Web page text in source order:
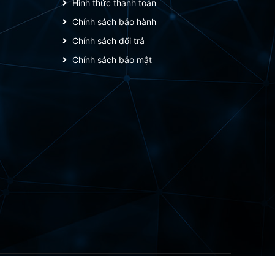
Hình thức thanh toán
Chính sách bảo hành
Chính sách đổi trả
Chính sách bảo mật